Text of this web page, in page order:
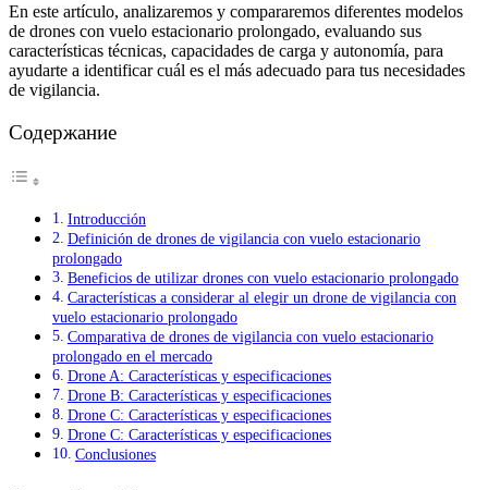
En este artículo, analizaremos y compararemos diferentes modelos
de drones con vuelo estacionario prolongado, evaluando sus
características técnicas, capacidades de carga y autonomía, para
ayudarte a identificar cuál es el más adecuado para tus necesidades
de vigilancia.
Содержание
Introducción
Definición de drones de vigilancia con vuelo estacionario
prolongado
Beneficios de utilizar drones con vuelo estacionario prolongado
Características a considerar al elegir un drone de vigilancia con
vuelo estacionario prolongado
Comparativa de drones de vigilancia con vuelo estacionario
prolongado en el mercado
Drone A: Características y especificaciones
Drone B: Características y especificaciones
Drone C: Características y especificaciones
Drone C: Características y especificaciones
Conclusiones